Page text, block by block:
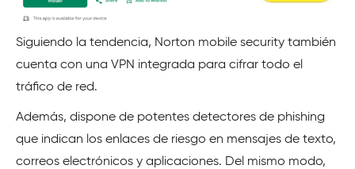
Siguiendo la tendencia, Norton mobile security también
cuenta con una VPN integrada para cifrar todo el
tráfico de red.
Además, dispone de potentes detectores de phishing
que indican los enlaces de riesgo en mensajes de texto,
correos electrónicos y aplicaciones. Del mismo modo,